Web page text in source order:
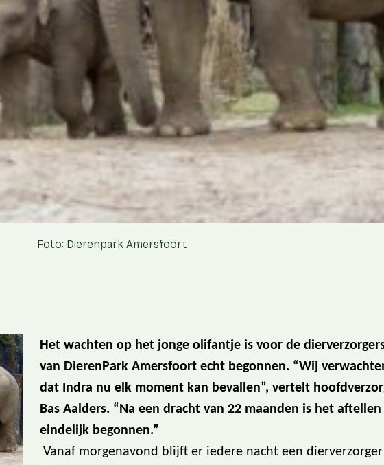
Foto: Dierenpark Amersfoort
Het wachten op het jonge olifantje is voor de
van DierenPark Amersfoort echt begonnen. “Wij
dat Indra nu elk moment kan bevallen”, vertelt
Bas Aalders. “Na een dracht van 22 maanden is het aftellen
eindelijk begonnen.”
Vanaf morgenavond blijft er iedere nacht een dierverzorger